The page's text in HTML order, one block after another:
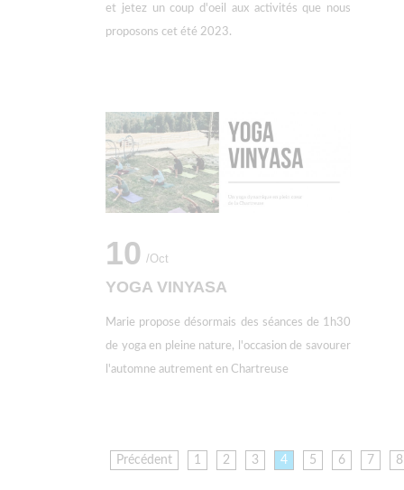
et jetez un coup d'oeil aux activités que nous
proposons cet été 2023.
10 /oct
YOGA VINYASA
Marie propose désormais des séances de 1h30
de yoga en pleine nature, l'occasion de savourer
l'automne autrement en Chartreuse
Précédent 1 2 3 4 5 6 7 8